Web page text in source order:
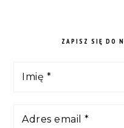
ZAPISZ SIĘ DO